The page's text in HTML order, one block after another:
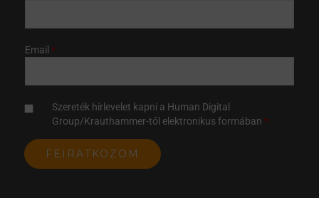
Email
Szereték hírlevelet kapni a Human Digital
Group/Krauthammer-től elektronikus formában